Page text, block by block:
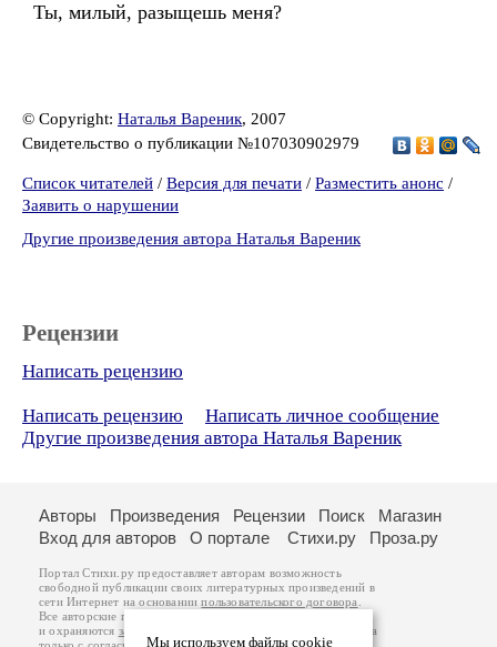
Ты, милый, разыщешь меня?
© Copyright: Наталья Вареник, 2007
Свидетельство о публикации №107030902979
Список читателей / Версия для печати / Разместить анонс /
Заявить о нарушении
Другие произведения автора Наталья Вареник
Рецензии
Написать рецензию
Написать рецензию
Написать личное сообщение
Другие произведения автора Наталья Вареник
Мы используем файлы cookie
Авторы Произведения Рецензии Поиск
Магазин
Вход для авторов
О портале Стихи.ру Проза.ру
Портал Стихи.ру предоставляет авторам возможность
свободной публикации своих литературных произведений в
сети Интернет на основаниипользовательского договора
Все авторские права на произведения принадлежат авторам
и охраняются законом
. Перепечатка произведений возможна